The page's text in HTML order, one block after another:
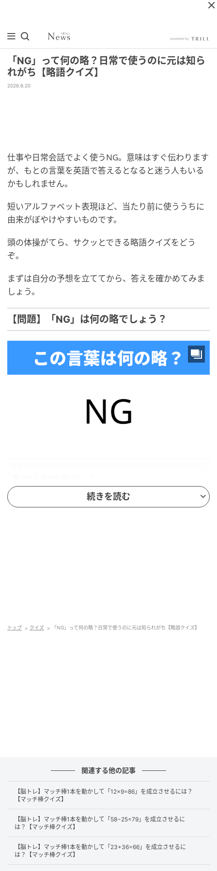
「NG」って何の略？日常で使うのに元は知ら
れがち【略語クイズ】
2026.6.20
仕事や日常会話でよく使うNG。意味はすぐ伝わります
が、もとの言葉を英語で答えるとなると迷う人もいる
かもしれません。
短いアルファベット表現ほど、当たり前に使ううちに
由来がぼやけやすいものです。
頭の体操がてら、サクッとできる略語クイズをどう
ぞ。
まずは自分の予想を立ててから、答えを確かめてみま
しょう。
【問題】「NG」は何の略でしょう？
日本で作られた「和製英語」なのです。そのため、英
語圏のネイティブスピーカーに「今の演技はNGだね」
と言っても、残念ながら意味は通じません。
英語圏のエンタメ業界や日常会話では、私たちが使う
「NG」の意味に合わせて、次のような全く異なる表現
が使われています。
続きを読む
トップ クイズ 「NG」って何の略？日常で使うのに元は知られがち【略語クイズ】
関連する他の記事
【脳トレ】マッチ棒1本を動かして「12×9=86」を成立させるには？
【マッチ棒クイズ】
【脳トレ】マッチ棒1本を動かして「58−25=79」を成立させるに
は？【マッチ棒クイズ】
【脳トレ】マッチ棒1本を動かして「23+36=66」を成立させるに
は？【マッチ棒クイズ】